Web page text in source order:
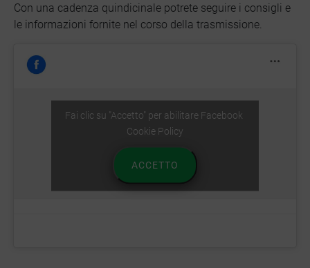
Con una cadenza quindicinale potrete seguire i consigli e
le informazioni fornite nel corso della trasmissione.
Fai clic su "Accetto" per abilitare Facebook
Cookie Policy
ACCETTO